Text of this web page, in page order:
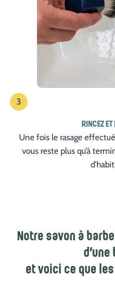
3
RINCEZ
Une fois le rasage
vous reste plus qu’à
Notre savon à
d’une
et voici ce que